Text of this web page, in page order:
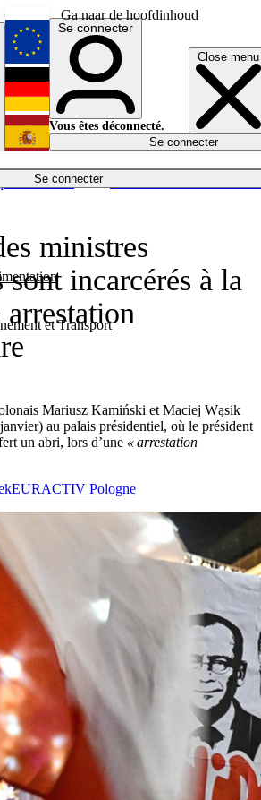
Ga naar de hoofdinhoud
Close menu
Se connecter
et Transport
Économie
English
Deutsch
Español
Se connecter
Vous êtes déconnecté.
Se connecter
ministres
sont incarcérés à la
arrestation
Mariusz Kamiński et Maciej Wąsik
au palais présidentiel, où le président
un abri, lors d’une « arrestation
EURACTIV Pologne